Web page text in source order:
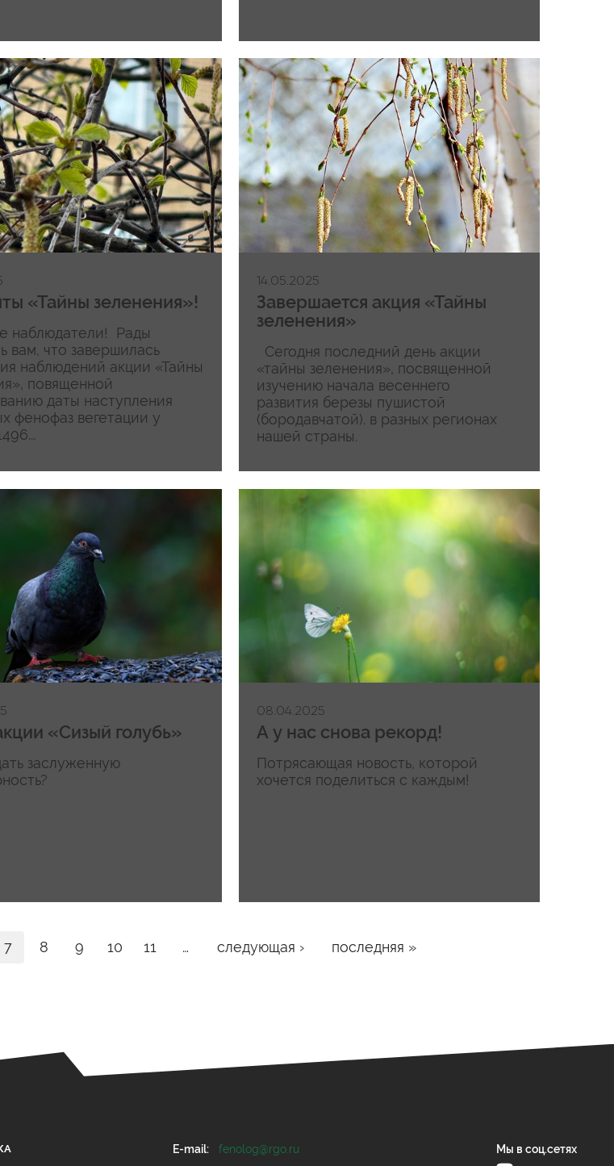
«Тайны зеленения»!
наблюдатели! Рады
вам, что завершилась
наблюдений акции «Тайны
повященной
даты наступления
фенофаз вегетации у
14.05.2025
Завершается акция «Тайны
зеленения»
Сегодня последний день акции
«тайны зеленения», посвященной
изучению начала весеннего
развития березы пушистой
(бородавчатой). в разных регионах
нашей страны.
«Сизый голубь»
заслуженную
08.04.2025
А у нас снова рекорд!
Потрясающая новость, которой
хочется поделиться с каждым!
7 8 9 10 11 … следующая › последняя »
Мы в соц.сетях
E-mail: fenolog@rgo.ru